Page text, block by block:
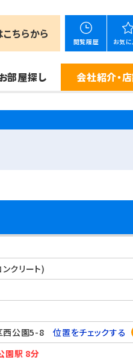
こちらから
閲覧履歴 お気に
部屋探し 会社紹介・
クリート)
西公園5-8位置をチェックする
園駅 8分